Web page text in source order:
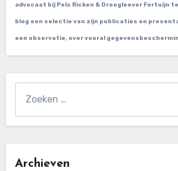
advocaat bij Pels Ricken & Droogleever Fortuijn te
blog een selectie van zijn publicaties en
een observatie, over vooral
Archieven